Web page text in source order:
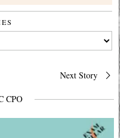
Next Story
CPO